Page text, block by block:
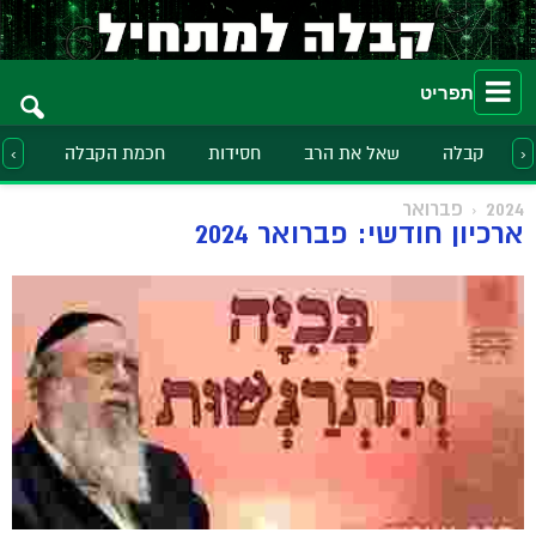
תפריט
קבלה שאל את הרב חסידות חכמת הקבלה ›
‹
2024 פברואר
ארכיון חודשי: פברואר 2024